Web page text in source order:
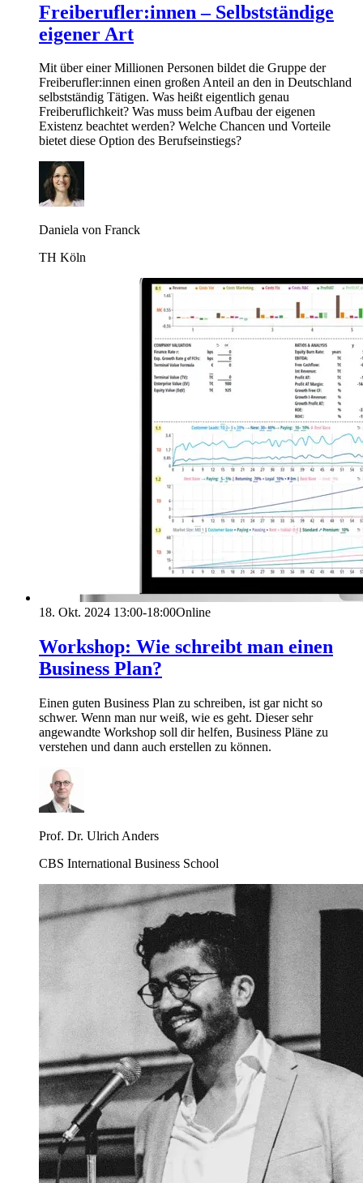
Freiberufler:innen – Selbstständige
eigener Art
Mit über einer Millionen Personen bildet die Gruppe der
Freiberufler:innen einen großen Anteil an den in Deutschland
selbstständig Tätigen. Was heißt eigentlich genau
Freiberuflichkeit? Was muss beim Aufbau der eigenen
Existenz beachtet werden? Welche Chancen und Vorteile
bietet diese Option des Berufseinstiegs?
Daniela von Franck
TH Köln
18. Okt. 2024 13:00-18:00Online
Workshop: Wie schreibt man einen
Business Plan?
Einen guten Business Plan zu schreiben, ist gar nicht so
schwer. Wenn man nur weiß, wie es geht. Dieser sehr
angewandte Workshop soll dir helfen, Business Pläne zu
verstehen und dann auch erstellen zu können.
Prof. Dr. Ulrich Anders
CBS International Business School